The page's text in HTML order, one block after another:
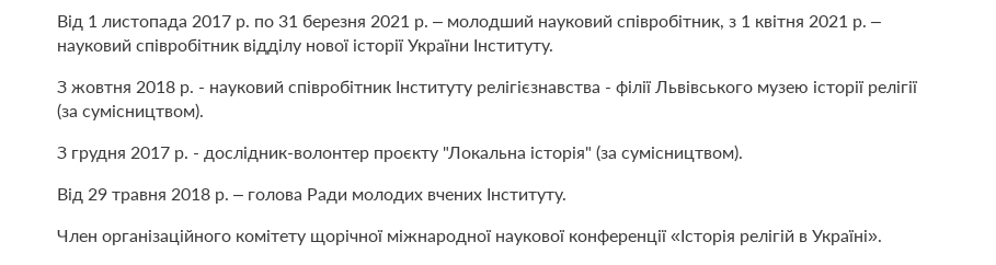
Від 1 листопада 2017 р. по 31 березня 2021 р. – молодший науковий співробітник, з 1 квітня 2021 р. –
науковий співробітник відділу нової історії України Інституту.
З жовтня 2018 р. - науковий співробітник Інституту релігієзнавства - філії Львівського музею історії релігії
(за сумісництвом).
З грудня 2017 р. - дослідник-волонтер проєкту "Локальна історія" (за сумісництвом).
Від 29 травня 2018 р. – голова Ради молодих вчених Інституту.
Член організаційного комітету щорічної міжнародної наукової конференції «Історія релігій в Україні».